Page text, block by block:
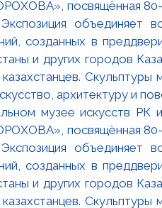
музее искусств РК
посвящённая 80-
объединяет
созданных в
и других городов